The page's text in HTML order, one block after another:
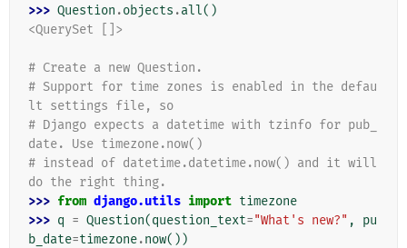
>>> Question .objects .all()
<QuerySet []>
# Create a new Question.
# Support for time zones is enabled in the defau
lt settings file, so
# Django expects a datetime with tzinfo for pub_
date. Use timezone.now()
# instead of datetime.datetime.now() and it will
do the right thing.
>>> from django.utils import timezone
>>> q = Question(question_text="What's new?" ,
pu
b_date=timezone.now())